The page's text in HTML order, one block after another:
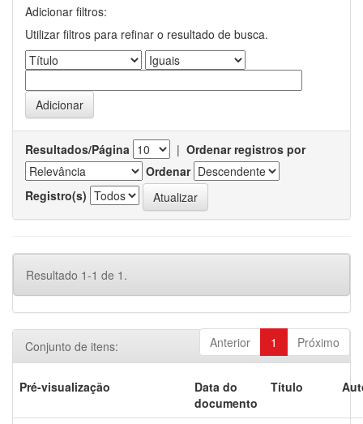
Adicionar filtros:
Utilizar filtros para refinar o resultado de busca.
Resultados/Página | Ordenar registros por
Ordenar
Registro(s)
Resultado 1-1 de 1.
Anterior 1 Próximo
Conjunto de itens:
Pré-visualização
Data do
documento
Título